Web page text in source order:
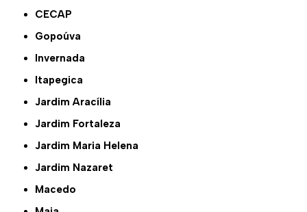
CECAP
Gopoúva
Invernada
Itapegica
Jardim Aracília
Jardim Fortaleza
Jardim Maria Helena
Jardim Nazaret
Macedo